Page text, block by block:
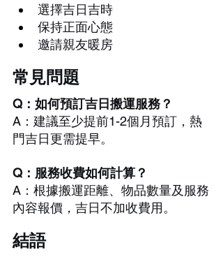
選擇吉日吉時
保持正面心態
邀請親友暖房
常見問題
Q：如何預訂吉日搬運服務？
A：建議至少提前1-2個月預訂，熱
門吉日更需提早。
Q：服務收費如何計算？
A：根據搬運距離、物品數量及服務
內容報價，吉日不加收費用。
結語